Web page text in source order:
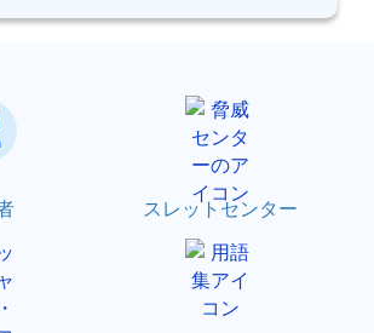
スレットセンター